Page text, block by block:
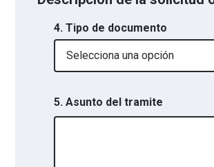
4. Tipo de documento
Selecciona una opción
5. Asunto del tramite